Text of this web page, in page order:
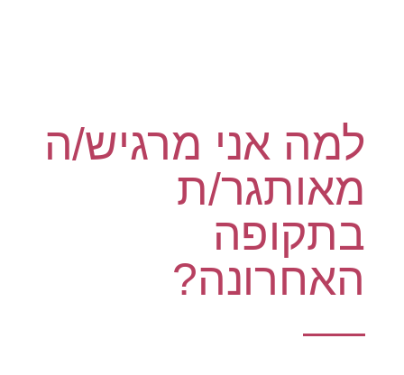
למה אני מרגיש/ה
מאותגר/ת
בתקופה
האחרונה?